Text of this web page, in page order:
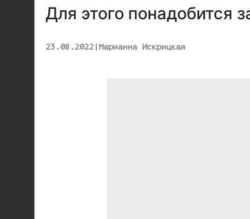
Для этого понадобится
23.08.2022| Марианна Искрицкая